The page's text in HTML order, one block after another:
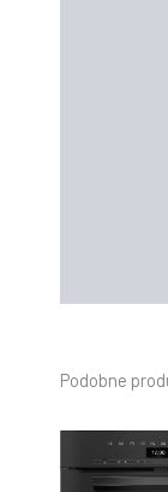
Podobne